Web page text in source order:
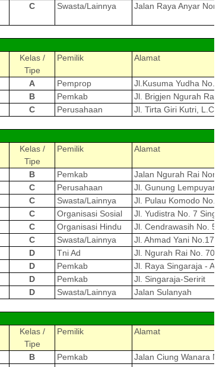
C Swasta/Lainnya Jalan Raya Anyar
Kelas /
Tipe
Pemilik Alamat
A Pemprop
Jl.Kusuma Yudha No.
B Pemkab
Jl. Brigjen Ngurah Rai
C Perusahaan
Jl. Tirta Giri Kutri, L.C
Kelas /
Tipe
Pemilik Alamat
B Pemkab
Jalan Ngurah Rai
C Perusahaan
Jl. Gunung
C Swasta/Lainnya
Jl. Pulau Komodo No.
C Organisasi Sosial
Jl. Yudistra No. 7
C Organisasi Hindu
Jl. Cendrawasih No.
C Swasta/Lainnya
Jl. Ahmad Yani No.171
D Tni Ad
Jl. Ngurah Rai No. 70
D Pemkab
Jl. Raya Singaraja -
D Pemkab
Jl. Singaraja-Seririt
D Swasta/Lainnya
Jalan Sulanyah
Kelas /
Tipe
Pemilik Alamat
B Pemkab
Jalan Ciung Wanara